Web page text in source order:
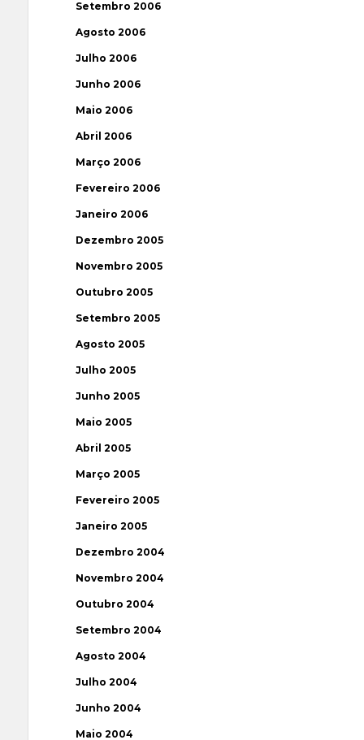
Setembro 2006
Agosto 2006
Julho 2006
Junho 2006
Maio 2006
Abril 2006
Março 2006
Fevereiro 2006
Janeiro 2006
Dezembro 2005
Novembro 2005
Outubro 2005
Setembro 2005
Agosto 2005
Julho 2005
Junho 2005
Maio 2005
Abril 2005
Março 2005
Fevereiro 2005
Janeiro 2005
Dezembro 2004
Novembro 2004
Outubro 2004
Setembro 2004
Agosto 2004
Julho 2004
Junho 2004
Maio 2004